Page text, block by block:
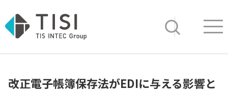
サイト内検索
改正電子帳簿保存法がEDIに与える影響と